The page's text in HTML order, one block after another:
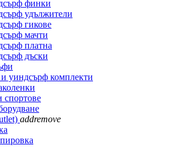
финки
удължители
гикове
мачти
платна
дъски
и уиндсърф комплекти
спортове
addremove